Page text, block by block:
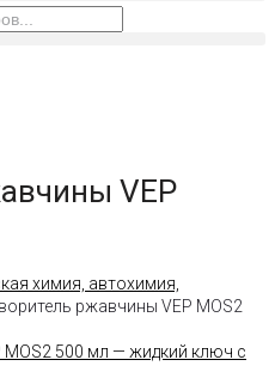
VEP
химия, автохимия,
ржавчины VEP MOS2